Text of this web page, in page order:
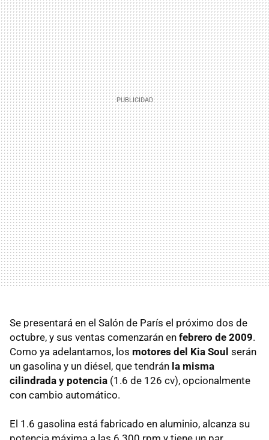
Se presentará en el Salón de París el próximo dos de
octubre, y sus ventas comenzarán en febrero de 2009.
Como ya adelantamos, los motores del Kia Soul serán
un gasolina y un diésel, que tendrán la misma
cilindrada y potencia (1.6 de 126 cv), opcionalmente
con cambio automático.
El 1.6 gasolina está fabricado en aluminio, alcanza su